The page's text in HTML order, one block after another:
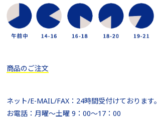
商品のご注文
ネット/E-MAIL/FAX：24時間受付けております。
お電話：月曜～土曜 9：00～17：00